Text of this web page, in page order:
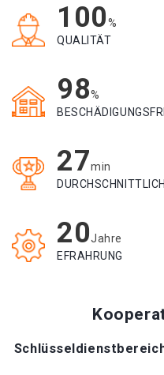
100%
QUALITÄT
98%
27min
20Jahre
EFRAHRUNG